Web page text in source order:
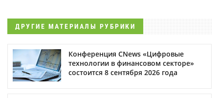
ДРУГИЕ МАТЕРИАЛЫ РУБРИКИ
Конференция CNews «Цифровые
технологии в финансовом секторе»
состоится 8 сентября 2026 года